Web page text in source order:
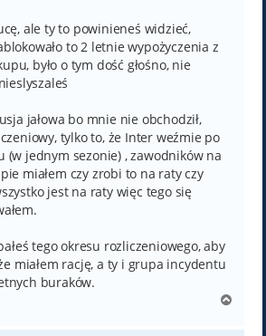
ale ty to powinieneś widzieć,
to 2 letnie wypożyczenia z
było o tym dość głośno, nie
jałowa bo mnie nie obchodził,
tylko to, że Inter weźmie po
(w jednym sezonie) , zawodników na
miałem czy zrobi to na raty czy
jest na raty więc tego się
tego okresu rozliczeniowego, aby
miałem rację, a ty i grupa incydentu
buraków.
g